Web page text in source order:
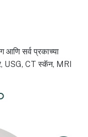
आणि सर्व प्रकाच्या
USG, CT स्कॅन, MRI